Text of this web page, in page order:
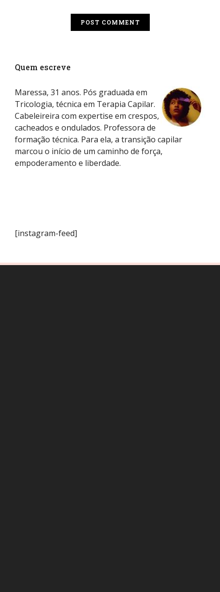
Quem escreve
Maressa, 31 anos. Pós graduada em
Tricologia, técnica em Terapia Capilar.
Cabeleireira com expertise em crespos,
cacheados e ondulados. Professora de
formação técnica. Para ela, a transição capilar
marcou o início de um caminho de força,
empoderamento e liberdade.
[instagram-feed]